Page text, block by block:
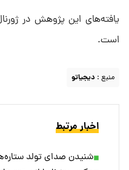
است.
منبع : دیجیاتو
اخبار مرتبط
شنیدن صدای تولد